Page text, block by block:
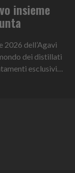
insieme
2026 dell’Agavi
dei distillati
esclusivi